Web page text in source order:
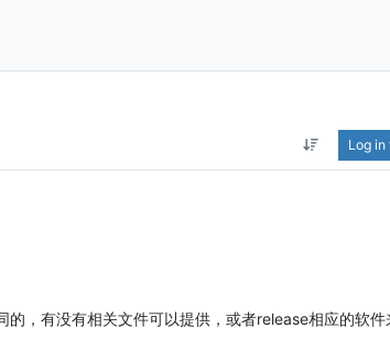
Log
，有没有相关文件可以提供，或者release相应的软件